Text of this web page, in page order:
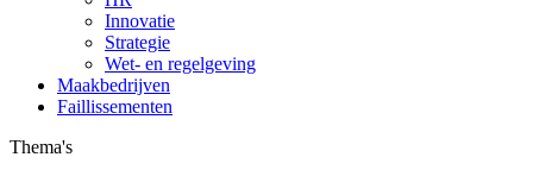
Innovatie
Strategie
Wet- en regelgeving
Maakbedrijven
Faillissementen
Thema's